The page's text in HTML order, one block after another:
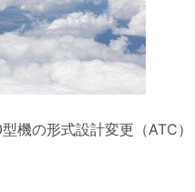
機の形式設計変更（ATC）